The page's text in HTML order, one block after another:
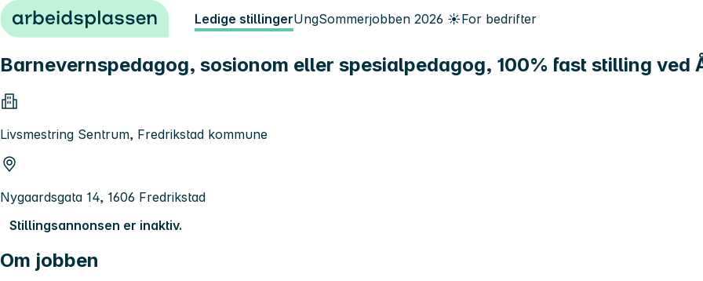
Hopp til innhold Ledige stillingerUngSommerjobben 2026 ☀️For bedrifter
Barnevernspedagog, sosionom eller spesialpedagog, 100% fast stilling ved
Livsmestring Sentrum, Fredrikstad kommune
Nygaardsgata 14, 1606 Fredrikstad
Stillingsannonsen er inaktiv.
Om jobben